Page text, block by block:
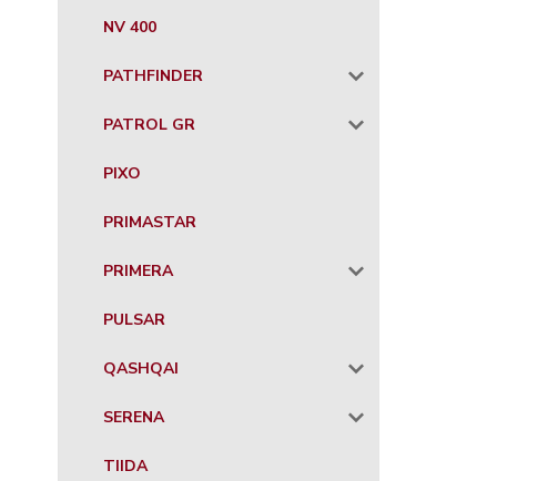
NV 400
PATHFINDER
PATROL GR
PIXO
PRIMASTAR
PRIMERA
PULSAR
QASHQAI
SERENA
TIIDA